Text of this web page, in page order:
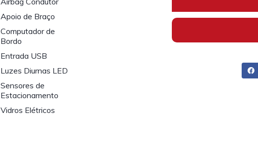
Apoio de Braço
Computador de
Bordo
Entrada USB
Luzes Diurnas LED
Sensores de
Estacionamento
Vidros Elétricos